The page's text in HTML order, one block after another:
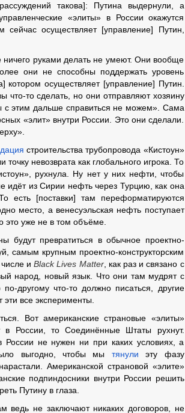
такова]: Путина выдернули, а
«элиты» в России окажутся
осуществляет [управление] Путин,
руками делать не умеют. Они вообще
они не способны поддержать уровень
осуществляет [управление] Путин.
что-то сделать, но они отправляют хозяину
этим дальше справиться не можем». Сама
«элит» внутри России. Это они сделали.
строительства трубопровода «Кистоун»
невозврата как глобального игрока. То
рухнула. Ну нет у них нефти, чтобы
идёт из Сирии нефть через Турцию, как она
[поставки] там переформатируются
место, а венесуэльская нефть поступает
это уже не в том объёме.
будут превратиться в обычное проектно-
самым крупным проектно-конструкторским
числе иBlack Lives Matter, как раз и связано с
народ, новый язык. Что они там мудрят с
другому что-то должно писаться, другие
все эксперименты.
Вот американские страновые «элиты»
в России, то Соединённые Штаты рухнут.
России не нужен ни при каких условиях, а
выгодно, чтобы мы тянули эту фазу
Американской страновой «элите»
подпиндосники внутри России решить
Путину в глаза.
ведь не заключают никаких договоров, не